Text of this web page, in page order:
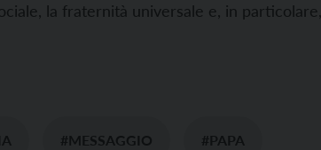
la fraternità universale e, in
#MESSAGGIO #PAPA